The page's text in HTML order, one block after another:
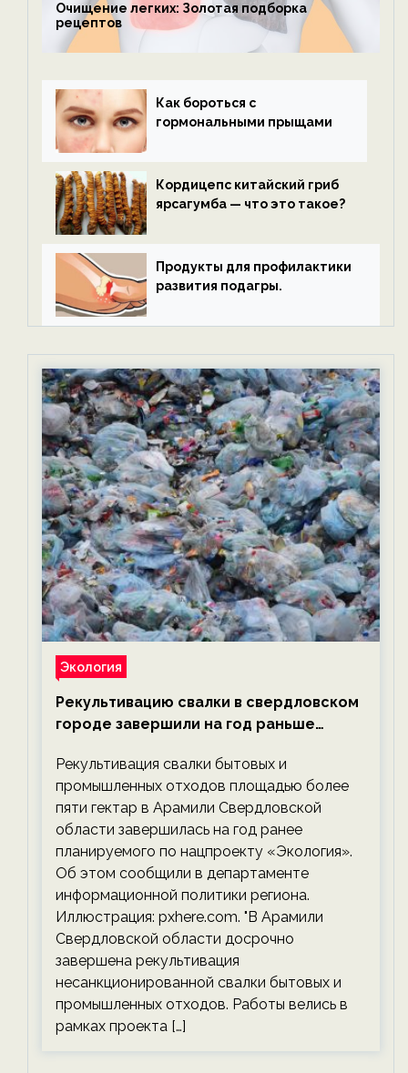
Очищение легких: Золотая подборка
рецептов
Как бороться с
гормональными прыщами
Кордицепс китайский гриб
ярсагумба — что это такое?
Продукты для профилактики
развития подагры.
Экология
Рекультивацию свалки в свердловском
городе завершили на год раньше
экологии на ECOportal
Рекультивация свалки бытовых и
промышленных отходов площадью более
пяти гектар в Арамили Свердловской
области завершилась на год ранее
планируемого по нацпроекту «Экология».
Об этом сообщили в департаменте
информационной политики региона.
Иллюстрация: pxhere.com. "В Арамили
Свердловской области досрочно
завершена рекультивация
несанкционированной свалки бытовых и
промышленных отходов. Работы велись в
рамках проекта […]